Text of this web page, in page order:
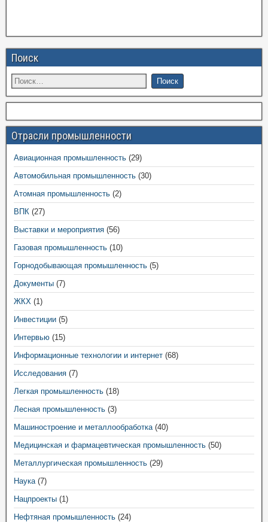
Поиск
Отрасли промышленности
Авиационная промышленность (29)
Автомобильная промышленность (30)
Атомная промышленность (2)
ВПК (27)
Выставки и мероприятия (56)
Газовая промышленность (10)
Горнодобывающая промышленность (5)
Документы (7)
ЖКХ (1)
Инвестиции (5)
Интервью (15)
Информационные технологии и интернет (68)
Исследования (7)
Легкая промышленность (18)
Лесная промышленность (3)
Машиностроение и металлообработка(40)
Медицинская и фармацевтическая промышленность (50)
Металлургическая промышленность (29)
Наука(7)
Нацпроекты (1)
Нефтяная промышленность (24)